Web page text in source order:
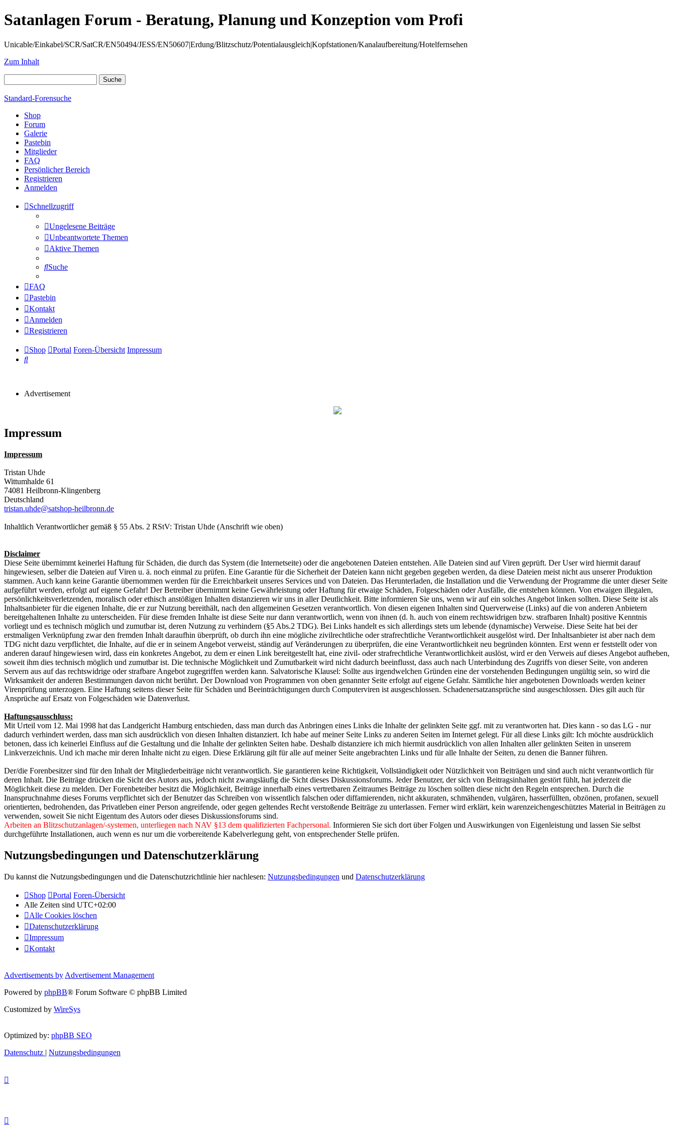
Satanlagen Forum - Beratung, Planung und Konzeption vom Profi
Unicable/Einkabel/SCR/SatCR/EN50494/JESS/EN50607|Erdung/Blitzschutz/Potentialausgleich|Kopfstationen/Kanalaufbereitung/Hotelfernsehen
Zum Inhalt
Standard-Forensuche
Shop
Forum
Galerie
Pastebin
Mitglieder
FAQ
Persönlicher Bereich
Registrieren
Anmelden
Schnellzugriff
Ungelesene Beiträge
Unbeantwortete Themen
Aktive Themen
Suche
FAQ
Pastebin
Kontakt
Anmelden
Registrieren
Shop Portal Foren-Übersicht Impressum
Suche
Advertisement
Impressum
Impressum
Tristan Uhde
Wittumhalde 61
74081 Heilbronn-Klingenberg
Deutschland
tristan.uhde@satshop-heilbronn.de
Inhaltlich Verantwortlicher gemäß § 55 Abs. 2 RStV: Tristan Uhde (Anschrift wie oben)
Disclaimer
Diese Seite übernimmt keinerlei Haftung für Schäden, die durch das System (die Internetseite) oder die angebotenen Dateien entstehen. Alle Dateien sind auf Viren geprüft. Der User wird hiermit darauf
hingewiesen, selber die Dateien auf Viren u. ä. noch einmal zu prüfen. Eine Garantie für die Sicherheit der Dateien kann nicht gegeben gegeben werden, da diese Dateien meist nicht aus unserer Produktion
stammen. Auch kann keine Garantie übernommen werden für die Erreichbarkeit unseres Services und von Dateien. Das Herunterladen, die Installation und die Verwendung der Programme die unter dieser Seite
aufgeführt werden, erfolgt auf eigene Gefahr! Der Betreiber übernimmt keine Gewährleistung oder Haftung für etwaige Schäden, Folgeschäden oder Ausfälle, die entstehen können. Von etwaigen illegalen,
persönlichkeitsverletzenden, moralisch oder ethisch anstößigen Inhalten distanzieren wir uns in aller Deutlichkeit. Bitte informieren Sie uns, wenn wir auf ein solches Angebot linken sollten. Diese Seite ist als
Inhaltsanbieter für die eigenen Inhalte, die er zur Nutzung bereithält, nach den allgemeinen Gesetzen verantwortlich. Von diesen eigenen Inhalten sind Querverweise (Links) auf die von anderen Anbietern
bereitgehaltenen Inhalte zu unterscheiden. Für diese fremden Inhalte ist diese Seite nur dann verantwortlich, wenn von ihnen (d. h. auch von einem rechtswidrigen bzw. strafbaren Inhalt) positive Kenntnis
vorliegt und es technisch möglich und zumutbar ist, deren Nutzung zu verhindern (§5 Abs.2 TDG). Bei Links handelt es sich allerdings stets um lebende (dynamische) Verweise. Diese Seite hat bei der
erstmaligen Verknüpfung zwar den fremden Inhalt daraufhin überprüft, ob durch ihn eine mögliche zivilrechtliche oder strafrechtliche Verantwortlichkeit ausgelöst wird. Der Inhaltsanbieter ist aber nach dem
TDG nicht dazu verpflichtet, die Inhalte, auf die er in seinem Angebot verweist, ständig auf Veränderungen zu überprüfen, die eine Verantwortlichkeit neu begründen könnten. Erst wenn er feststellt oder von
anderen darauf hingewiesen wird, dass ein konkretes Angebot, zu dem er einen Link bereitgestellt hat, eine zivil- oder strafrechtliche Verantwortlichkeit auslöst, wird er den Verweis auf dieses Angebot aufheben,
soweit ihm dies technisch möglich und zumutbar ist. Die technische Möglichkeit und Zumutbarkeit wird nicht dadurch beeinflusst, dass auch nach Unterbindung des Zugriffs von dieser Seite, von anderen
Servern aus auf das rechtswidrige oder strafbare Angebot zugegriffen werden kann. Salvatorische Klausel: Sollte aus irgendwelchen Gründen eine der vorstehenden Bedingungen ungültig sein, so wird die
Wirksamkeit der anderen Bestimmungen davon nicht berührt. Der Download von Programmen von oben genannter Seite erfolgt auf eigene Gefahr. Sämtliche hier angebotenen Downloads werden keiner
Virenprüfung unterzogen. Eine Haftung seitens dieser Seite für Schäden und Beeinträchtigungen durch Computerviren ist ausgeschlossen. Schadenersatzansprüche sind ausgeschlossen. Dies gilt auch für
Ansprüche auf Ersatz von Folgeschäden wie Datenverlust.
Haftungsausschluss:
Mit Urteil vom 12. Mai 1998 hat das Landgericht Hamburg entschieden, dass man durch das Anbringen eines Links die Inhalte der gelinkten Seite ggf. mit zu verantworten hat. Dies kann - so das LG - nur
dadurch verhindert werden, dass man sich ausdrücklich von diesen Inhalten distanziert. Ich habe auf meiner Seite Links zu anderen Seiten im Internet gelegt. Für all diese Links gilt: Ich möchte ausdrücklich
betonen, dass ich keinerlei Einfluss auf die Gestaltung und die Inhalte der gelinkten Seiten habe. Deshalb distanziere ich mich hiermit ausdrücklich von allen Inhalten aller gelinkten Seiten in unserem
Linkverzeichnis. Und ich mache mir deren Inhalte nicht zu eigen. Diese Erklärung gilt für alle auf meiner Seite angebrachten Links und für alle Inhalte der Seiten, zu denen die Banner führen.
Der/die Forenbesitzer sind für den Inhalt der Mitgliederbeiträge nicht verantwortlich. Sie garantieren keine Richtigkeit, Vollständigkeit oder Nützlichkeit von Beiträgen und sind auch nicht verantwortlich für
deren Inhalt. Die Beiträge drücken die Sicht des Autors aus, jedoch nicht zwangsläufig die Sicht dieses Diskussionsforums. Jeder Benutzer, der sich von Beitragsinhalten gestört fühlt, hat jederzeit die
Möglichkeit diese zu melden. Der Forenbeteiber besitzt die Möglichkeit, Beiträge innerhalb eines vertretbaren Zeitraumes Beiträge zu löschen sollten diese nicht den Regeln entsprechen. Durch die
Inanspruchnahme dieses Forums verpflichtet sich der Benutzer das Schreiben von wissentlich falschen oder diffamierenden, nicht akkuraten, schmähenden, vulgären, hasserfüllten, obzönen, profanen, sexuell
orientierten, bedrohenden, das Privatleben einer Person angreifende, oder gegen geltendes Recht verstoßende Beiträge zu unterlassen. Ferner wird erklärt, kein warenzeichengeschütztes Material in Beiträgen zu
verwenden, soweit Sie nicht Eigentum des Autors oder dieses Diskussionsforums sind.
Arbeiten an Blitzschutzanlagen/-systemen, unterliegen nach NAV §13 dem qualifizierten Fachpersonal. Informieren Sie sich dort über Folgen und Auswirkungen von Eigenleistung und lassen Sie selbst
durchgeführte Installationen, auch wenn es nur um die vorbereitende Kabelverlegung geht, von entsprechender Stelle prüfen.
Nutzungsbedingungen und Datenschutzerklärung
Du kannst die Nutzungsbedingungen und die Datenschutzrichtlinie hier nachlesen: Nutzungsbedingungen und Datenschutzerklärung
Shop Portal Foren-Übersicht
Alle Zeiten sind UTC+02:00
Alle Cookies löschen
Datenschutzerklärung
Impressum
Kontakt
Advertisements by Advertisement Management
Powered by phpBB® Forum Software © phpBB Limited
Customized by WireSys
Optimized by: phpBB SEO
Datenschutz | Nutzungsbedingungen